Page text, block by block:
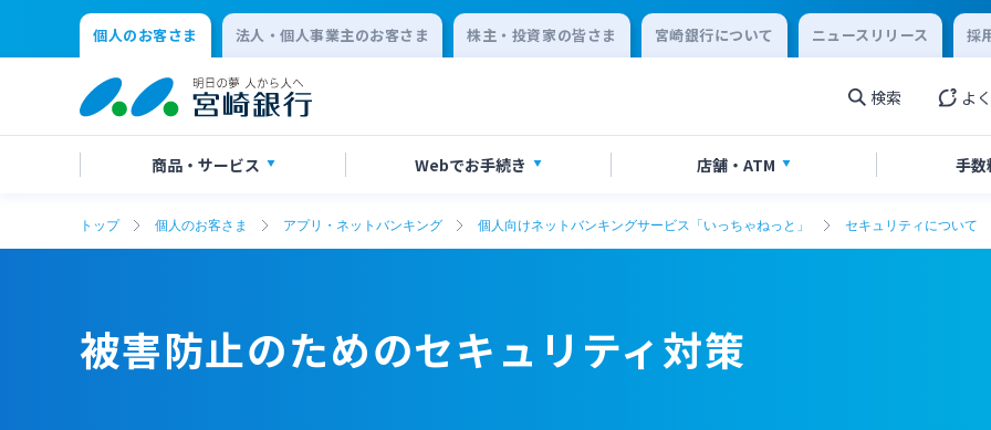
個人のお客さま 法人・個人事業主のお客さま 株主・投資家の皆さま 宮崎銀行について ニュースリリース 採
検索 よ
商品・ サービス Webでお手続き 店舗・ ATM 手数
residence card
閉じる
閉じる
トップ 個人のお客さま アプリ・ネットバンキング 個人向けネットバンキングサービス「いっちゃねっと」 セキュリティについて
被害防止のためのセキュリティ対策